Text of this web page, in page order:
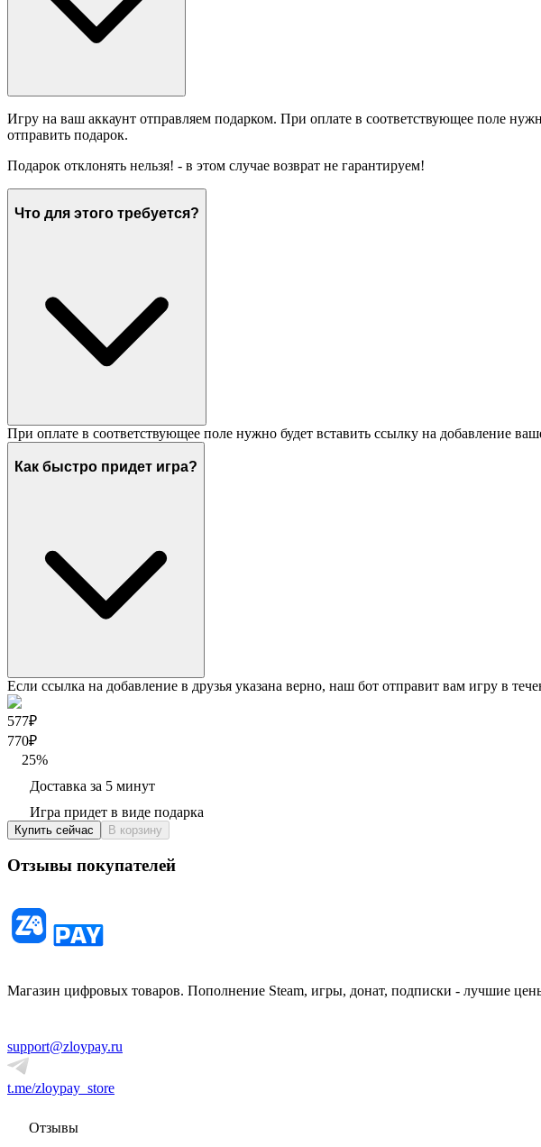
Игру на ваш аккаунт отправляем подарком. При оплате в соответствующее поле
отправить подарок.
Подарок отклонять нельзя! - в этом случае возврат не гарантируем!
Что для этого требуется?
При оплате в соответствующее поле нужно будет вставить ссылку на добавление
Как быстро придет игра?
Если ссылка на добавление в друзья указана верно, наш бот отправит вам игру в
577₽
770₽
25%
Доставка за 5 минут
Игра придет в виде подарка
Купить сейчас В корзину
Отзывы покупателей
Магазин цифровых товаров. Пополнение Steam, игры, донат, подписки - лучшие
support@zloypay.ru
t.me/zloypay_store
Отзывы